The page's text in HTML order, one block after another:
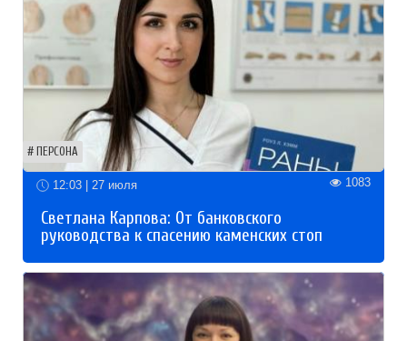
ПЕРСОНА
12:03 | 27 июля 1083
Светлана Карпова: От банковского
руководства к спасению каменских стоп